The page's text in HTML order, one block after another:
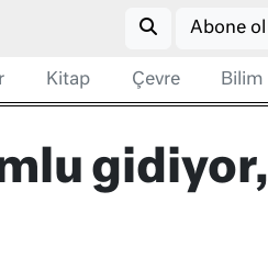
Abone ol
Kitap Çevre Bilim
gidiyor,